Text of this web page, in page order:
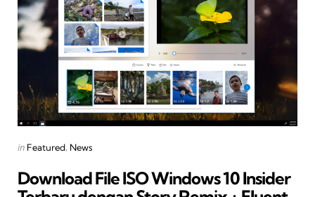
Categories
Posted
in Featured News
Download File ISO Windows 10 Insider